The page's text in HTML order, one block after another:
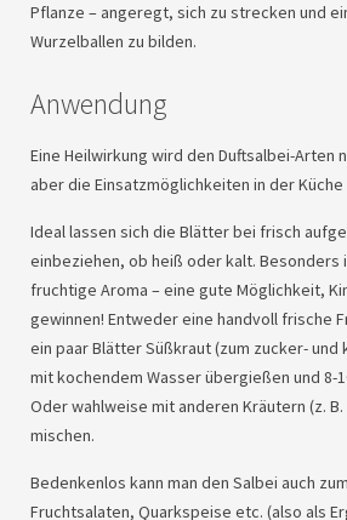
Pflanze – angeregt, sich zu strecken und
Wurzelballen zu bilden.
Anwendung
Eine Heilwirkung wird den Duftsalbei-Arten
aber die Einsatzmöglichkeiten in der
Ideal lassen sich die Blätter bei frisch
einbeziehen, ob heiß oder kalt. Besonders
fruchtige Aroma – eine gute Möglichkeit,
gewinnen! Entweder eine handvoll frische
ein paar Blätter Süßkraut (zum zucker- und
mit kochendem Wasser übergießen und 8-
Oder wahlweise mit anderen Kräutern (z.
mischen.
Bedenkenlos kann man den Salbei auch
Fruchtsalaten, Quarkspeise etc. (also als